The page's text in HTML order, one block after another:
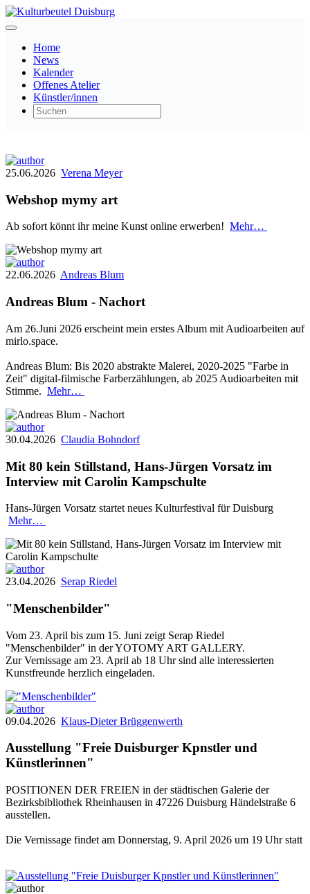
Home
News
Kalender
Offenes Atelier
Künstler/innen
25.06.2026 Verena Meyer
Webshop mymy art
Ab sofort könnt ihr meine Kunst online erwerben! Mehr…
22.06.2026 Andreas Blum
Andreas Blum - Nachort
Am 26.Juni 2026 erscheint mein erstes Album mit Audioarbeiten auf
mirlo.space.
Andreas Blum: Bis 2020 abstrakte Malerei, 2020-2025 "Farbe in
Zeit" digital-filmische Farberzählungen, ab 2025 Audioarbeiten mit
Stimme. Mehr…
30.04.2026 Claudia Bohndorf
Mit 80 kein Stillstand, Hans-Jürgen Vorsatz im
Interview mit Carolin Kampschulte
Hans-Jürgen Vorsatz startet neues Kulturfestival für Duisburg
Mehr…
23.04.2026 Serap Riedel
"Menschenbilder"
Vom 23. April bis zum 15. Juni zeigt Serap Riedel
"Menschenbilder" in der YOTOMY ART GALLERY.
Zur Vernissage am 23. April ab 18 Uhr sind alle interessierten
Kunstfreunde herzlich eingeladen.
09.04.2026 Klaus-Dieter Brüggenwerth
Ausstellung "Freie Duisburger Kpnstler und
Künstlerinnen"
POSITIONEN DER FREIEN in der städtischen Galerie der
Bezirksbibliothek Rheinhausen in 47226 Duisburg Händelstraße 6
ausstellen.
Die Vernissage findet am Donnerstag, 9. April 2026 um 19 Uhr statt